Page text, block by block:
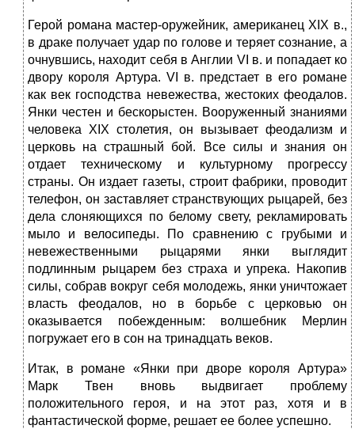
Герой романа мастер-оружейник, американец XIX в.,
в драке получает удар по голове и теряет сознание, а
очнувшись, находит себя в Англии VI в. и попадает ко
двору короля Артура. VI в. предстает в его романе
как век господ­ства невежества, жестоких феодалов.
Янки честен и бескорыстен. Вооруженный знаниями
человека XIX столетия, он вызывает феодализм и
церковь на страшный бой. Все силы и знания он
отдает техническому и культурному прогрессу
страны. Он издает газеты, строит фабрики, проводит
телефон, он заставляет странствующих рыцарей, без
дела слоняю­щихся по белому свету, рекламировать
мыло и велосипеды. По сравнению с грубыми и
невежественными рыцарями янки выгля­дит
подлинным рыцарем без страха и упрека. Накопив
силы, собрав вокруг себя молодежь, янки уничтожает
власть феодалов, но в борьбе с церковью он
оказывается побеж­денным: волшебник Мерлин
погружает его в сон на тринадцать веков.
Итак, в романе «Янки при дворе короля Артура»
Марк Твен вновь выдвигает проблему
положительного героя, и на этот раз, хотя и в
фантастической форме, решает ее более успешно.